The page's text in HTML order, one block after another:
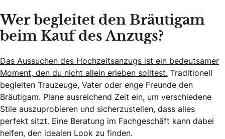
Wer begleitet den Bräutigam
beim Kauf des Anzugs?
Das Aussuchen des Hochzeitsanzugs ist ein bedeutsamer
Moment, den du nicht allein erleben solltest. Traditionell
begleiten Trauzeuge, Vater oder enge Freunde den
Bräutigam. Plane ausreichend Zeit ein, um verschiedene
Stile auszuprobieren und sicherzustellen, dass alles
perfekt sitzt. Eine Beratung im Fachgeschäft kann dabei
helfen, den idealen Look zu finden.